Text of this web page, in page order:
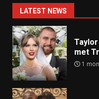
LATEST NEWS
met
1